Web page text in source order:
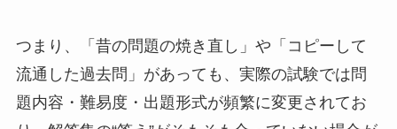
つまり、「昔の問題の焼き直し」や「コピーして
流通した過去問」があっても、実際の試験では問
題内容・難易度・出題形式が頻繁に変更されてお